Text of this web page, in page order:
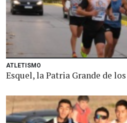
ATLETISMO
Esquel, la Patria Grande de